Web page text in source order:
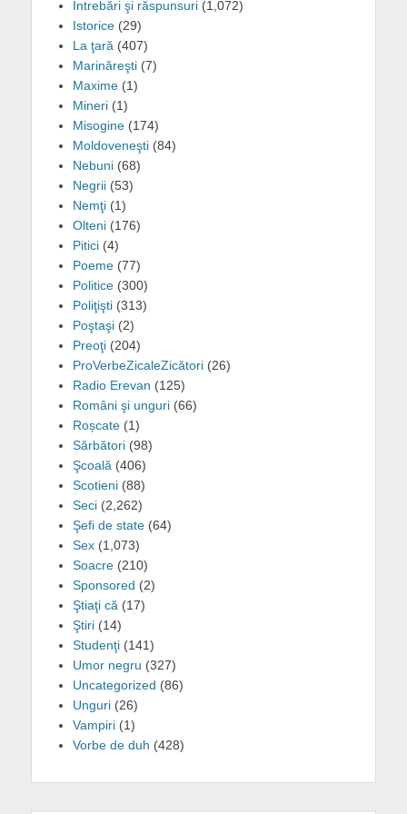
Întrebări şi răspunsuri (1,072)
Istorice (29)
La ţară (407)
Marinăreşti (7)
Maxime (1)
Mineri (1)
Misogine (174)
Moldoveneşti (84)
Nebuni (68)
Negrii (53)
Nemţi (1)
Olteni (176)
Pitici (4)
Poeme (77)
Politice (300)
Poliţişti (313)
Poştaşi (2)
Preoţi (204)
ProVerbeZicaleZicători (26)
Radio Erevan (125)
Români şi unguri (66)
Roșcate (1)
Sărbători (98)
Şcoală (406)
Scotieni (88)
Seci (2,262)
Şefi de state (64)
Sex (1,073)
Soacre (210)
Sponsored (2)
Ştiaţi că (17)
Ştiri (14)
Studenţi (141)
Umor negru (327)
Uncategorized (86)
Unguri (26)
Vampiri (1)
Vorbe de duh (428)